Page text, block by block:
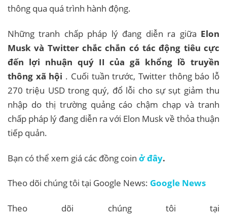
thông qua quá trình hành động.
Những tranh chấp pháp lý đang diễn ra giữa Elon
Musk và Twitter chắc chắn có tác động tiêu cực
đến lợi nhuận quý II của gã khổng lồ truyền
thông xã hội . Cuối tuần trước, Twitter thông báo lỗ
270 triệu USD trong quý, đổ lỗi cho sự sụt giảm thu
nhập do thị trường quảng cáo chậm chạp và tranh
chấp pháp lý đang diễn ra với Elon Musk về thỏa thuận
tiếp quản.
Bạn có thể xem giá các đồng coin ở đây.
Theo dõi chúng tôi tại Google News: Google News
Theo dõi chúng tôi tại